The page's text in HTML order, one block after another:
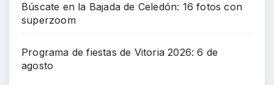
Búscate en la Bajada de Celedón: 16 fotos con
superzoom
Programa de fiestas de Vitoria 2026: 6 de
agosto